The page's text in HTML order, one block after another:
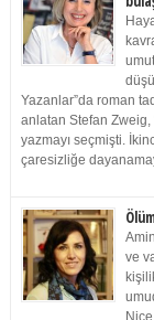
Yazanlar”da roman
anlatan Stefan Zweig,
yazmayı seçmişti.
çaresizliğe
ve